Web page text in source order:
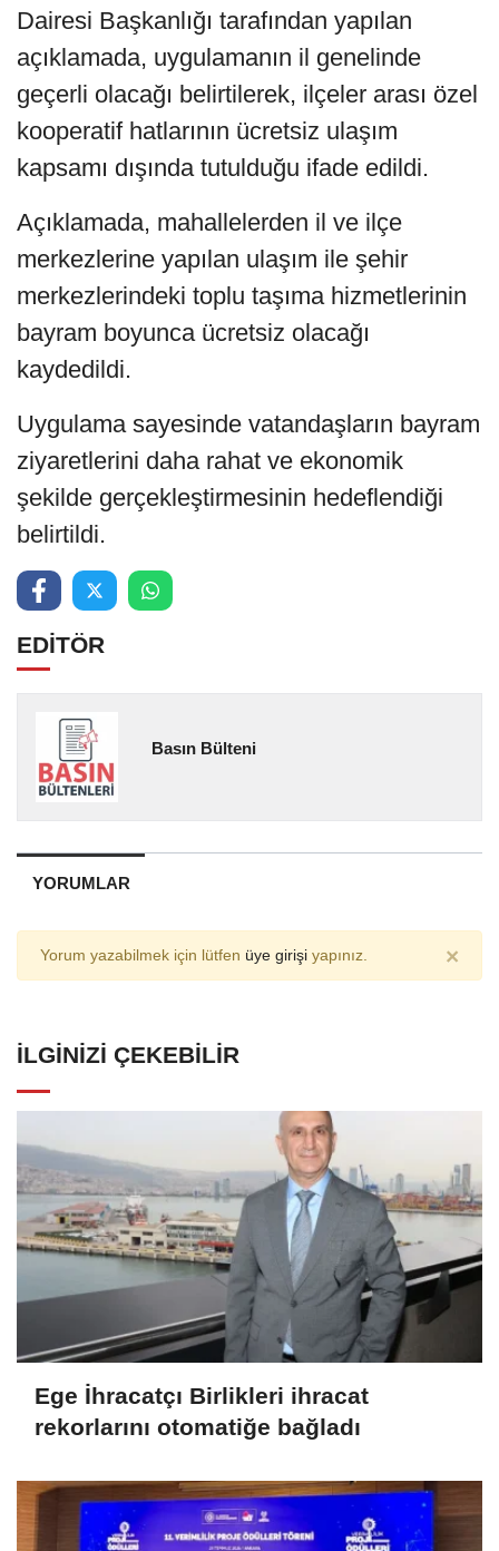
Dairesi Başkanlığı tarafından yapılan
açıklamada, uygulamanın il genelinde
geçerli olacağı belirtilerek, ilçeler arası özel
kooperatif hatlarının ücretsiz ulaşım
kapsamı dışında tutulduğu ifade edildi.
Açıklamada, mahallelerden il ve ilçe
merkezlerine yapılan ulaşım ile şehir
merkezlerindeki toplu taşıma hizmetlerinin
bayram boyunca ücretsiz olacağı
kaydedildi.
Uygulama sayesinde vatandaşların bayram
ziyaretlerini daha rahat ve ekonomik
şekilde gerçekleştirmesinin hedeflendiği
belirtildi.
EDİTÖR
Basın Bülteni
YORUMLAR
Yorum yazabilmek için lütfen üye girişi yapınız. ×
İLGINIZI ÇEKEBILIR
Ege İhracatçı Birlikleri ihracat
rekorlarını otomatiğe bağladı